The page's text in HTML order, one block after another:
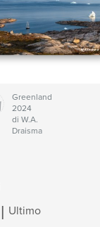
Greenland
2024
di W.A.
Draisma
| Ultimo